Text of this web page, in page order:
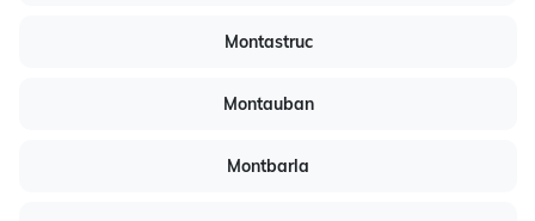
Montastruc
Montauban
Montbarla